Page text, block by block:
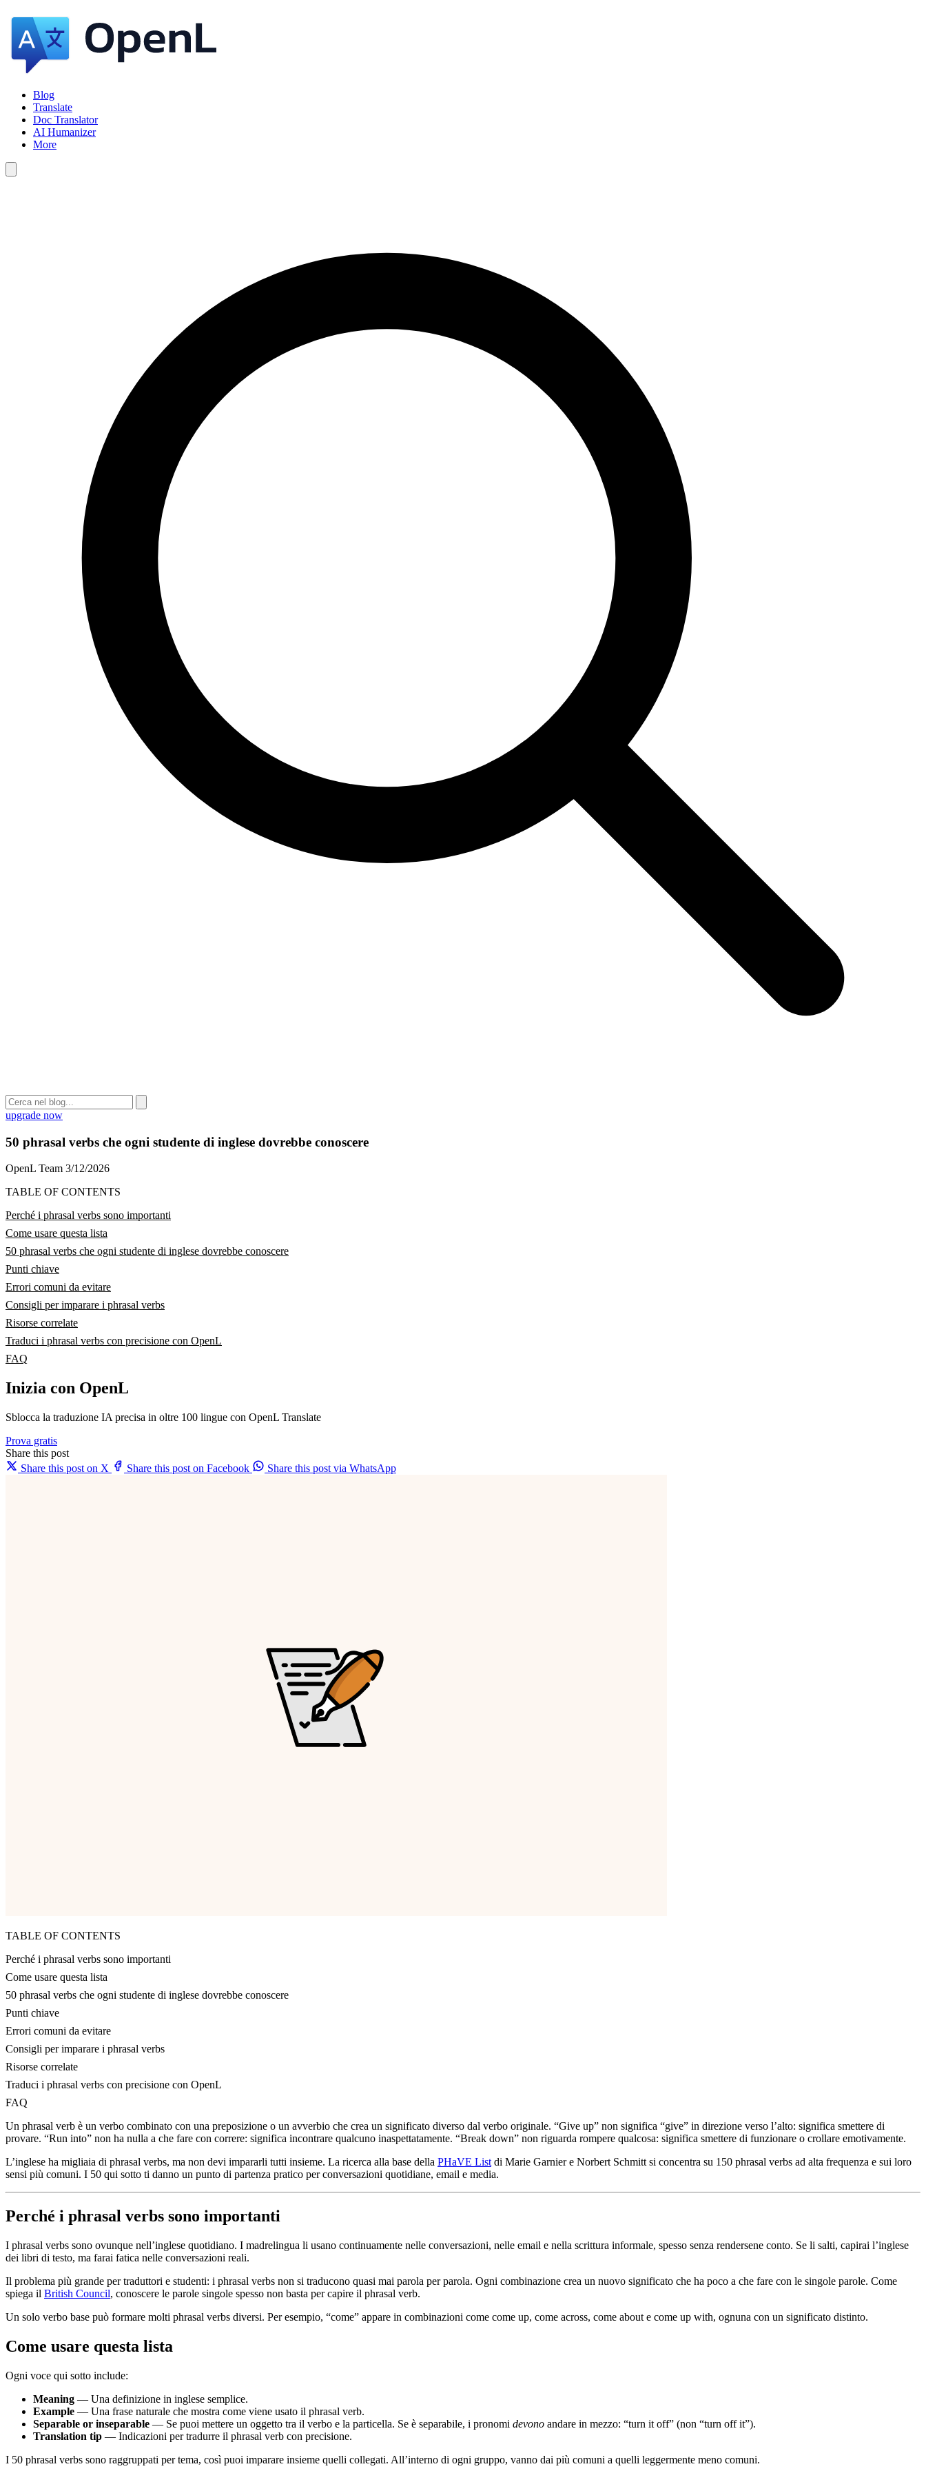
Blog
Translate
Doc Translator
AI Humanizer
More
upgrade now
50 phrasal verbs che ogni studente di inglese dovrebbe conoscere
OpenL Team 3/12/2026
TABLE OF CONTENTS
Perché i phrasal verbs sono importanti
Come usare questa lista
50 phrasal verbs che ogni studente di inglese dovrebbe conoscere
Punti chiave
Errori comuni da evitare
Consigli per imparare i phrasal verbs
Risorse correlate
Traduci i phrasal verbs con precisione con OpenL
FAQ
Inizia con OpenL
Sblocca la traduzione IA precisa in oltre 100 lingue con OpenL Translate
Prova gratis
Share this post
Share this post on X
Share this post on Facebook Share this post via WhatsApp
TABLE OF CONTENTS
Perché i phrasal verbs sono importanti
Come usare questa lista
50 phrasal verbs che ogni studente di inglese dovrebbe conoscere
Punti chiave
Errori comuni da evitare
Consigli per imparare i phrasal verbs
Risorse correlate
Traduci i phrasal verbs con precisione con OpenL
FAQ
Un phrasal verb è un verbo combinato con una preposizione o un avverbio che crea un significato diverso dal verbo originale. “Give up” non significa “give” in direzione verso l’alto: significa smettere di
provare. “Run into” non ha nulla a che fare con correre: significa incontrare qualcuno inaspettatamente. “Break down” non riguarda rompere qualcosa: significa smettere di funzionare o crollare emotivamente.
L’inglese ha migliaia di phrasal verbs, ma non devi impararli tutti insieme. La ricerca alla base della PHaVE List di Marie Garnier e Norbert Schmitt si concentra su 150 phrasal verbs ad alta frequenza e sui loro
sensi più comuni. I 50 qui sotto ti danno un punto di partenza pratico per conversazioni quotidiane, email e media.
Perché i phrasal verbs sono importanti
I phrasal verbs sono ovunque nell’inglese quotidiano. I madrelingua li usano continuamente nelle conversazioni, nelle email e nella scrittura informale, spesso senza rendersene conto. Se li salti, capirai l’inglese
dei libri di testo, ma farai fatica nelle conversazioni reali.
Il problema più grande per traduttori e studenti: i phrasal verbs non si traducono quasi mai parola per parola. Ogni combinazione crea un nuovo significato che ha poco a che fare con le singole parole. Come
spiega il British Council, conoscere le parole singole spesso non basta per capire il phrasal verb.
Un solo verbo base può formare molti phrasal verbs diversi. Per esempio, “come” appare in combinazioni come come up, come across, come about e come up with, ognuna con un significato distinto.
Come usare questa lista
Ogni voce qui sotto include:
Meaning — Una definizione in inglese semplice.
Example — Una frase naturale che mostra come viene usato il phrasal verb.
Separable or inseparable — Se puoi mettere un oggetto tra il verbo e la particella. Se è separabile, i pronomi devono andare in mezzo: “turn it off” (non “turn off it”).
Translation tip — Indicazioni per tradurre il phrasal verb con precisione.
I 50 phrasal verbs sono raggruppati per tema, così puoi imparare insieme quelli collegati. All’interno di ogni gruppo, vanno dai più comuni a quelli leggermente meno comuni.